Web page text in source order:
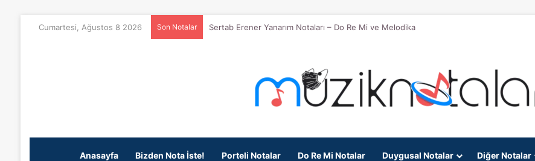
Cumartesi, Ağustos 8 2026 Son Notalar
Anasayfa Bizden Nota İste! Porteli Notalar Do Re Mi Notalar Duygusal Notalar Diğer Notalar